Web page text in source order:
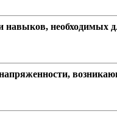
навыков, необходимых